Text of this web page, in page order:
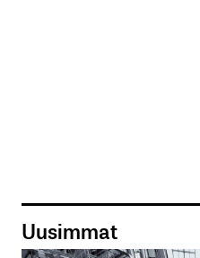
Uusimmat